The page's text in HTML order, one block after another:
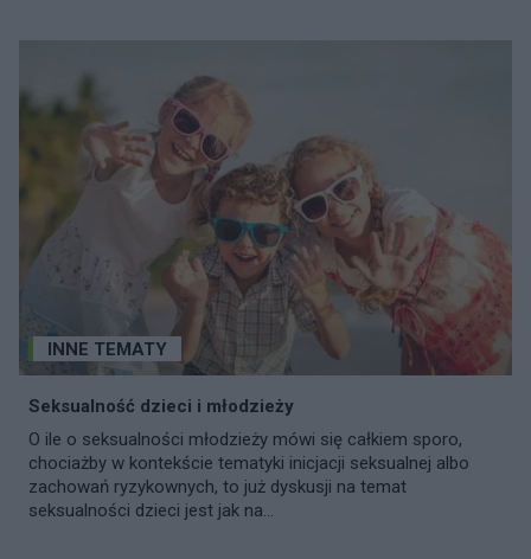
INNE TEMATY
Seksualność dzieci i młodzieży
O ile o seksualności młodzieży mówi się całkiem sporo,
chociażby w kontekście tematyki inicjacji seksualnej albo
zachowań ryzykownych, to już dyskusji na temat
seksualności dzieci jest jak na...